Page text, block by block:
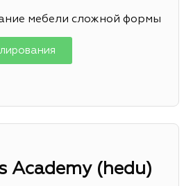
мебели сложной формы
Academy (hedu)